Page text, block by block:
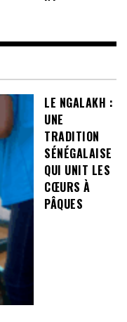
LE NGALAKH :
UNE
TRADITION
SÉNÉGALAISE
QUI UNIT LES
CŒURS À
PÂQUES